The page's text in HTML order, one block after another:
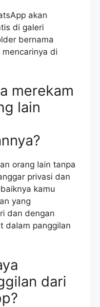
akan
di galeri
bernama
mencarinya di
merekam
lain
orang lain tanpa
privasi dan
kamu
yang
dan dengan
dalam panggilan
dari